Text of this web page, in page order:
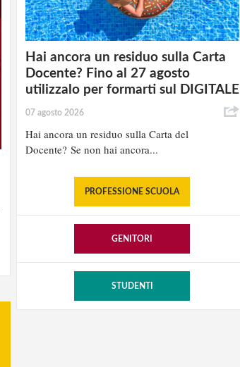
Hai ancora un residuo sulla Carta
Docente? Fino al 27 agosto
utilizzalo per formarti sul DIGITALE
07 agosto 2026
Hai ancora un residuo sulla Carta del
Docente? Se non hai ancora...
PROFESSIONE SCUOLA
GENITORI
STUDENTI